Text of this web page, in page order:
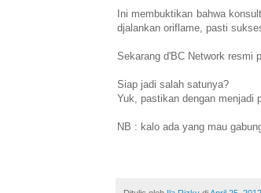
Ini membuktikan bahwa
djalankan oriflame, pasti
Sekarang d'BC Network resmi
Siap jadi salah satunya?
Yuk, pastikan dengan menjadi
NB : kalo ada yang mau